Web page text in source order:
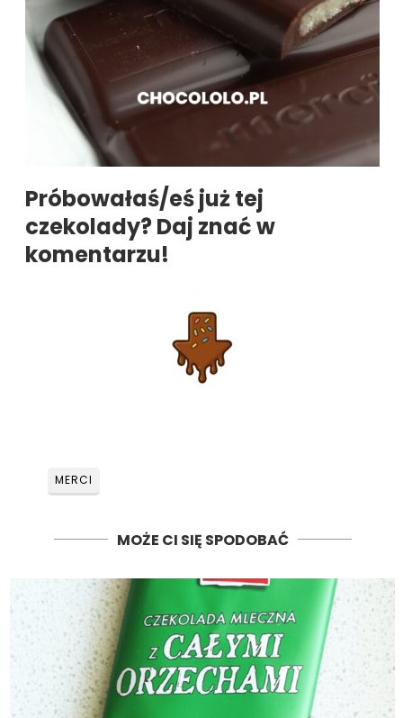
Próbowałaś/eś już tej
czekolady? Daj znać w
komentarzu!
MERCI
MOŻE CI SIĘ SPODOBAĆ